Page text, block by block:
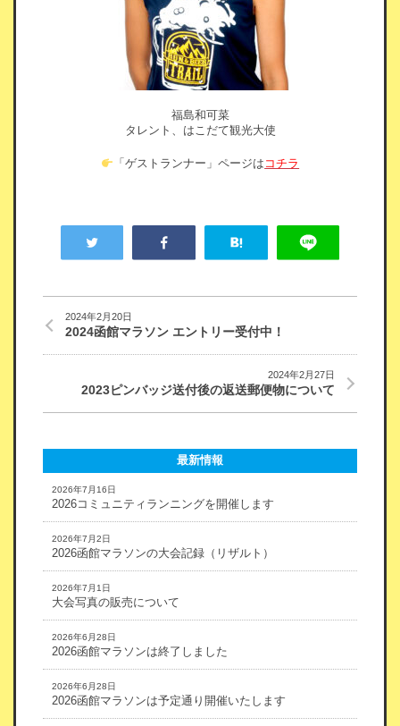
福島和可菜
タレント、はこだて観光大使
「ゲストランナー」ページは コチラ
2024年2月20日
2024函館マラソン エントリー受付中！
2024年2月27日
2023ピンバッジ送付後の返送郵便物について
最新情報
2026年7月16日
2026コミュニティランニングを開催します
2026年7月2日
2026函館マラソンの大会記録（リザルト）
2026年7月1日
大会写真の販売について
2026年6月28日
2026函館マラソンは終了しました
2026年6月28日
2026函館マラソンは予定通り開催いたします